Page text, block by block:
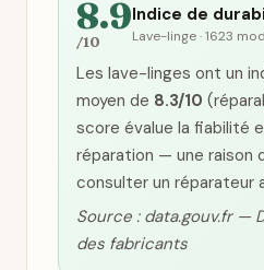
8.9
/10
Indice de
Lave-linge · 1623
Les lave-linges ont un
moyen de 8.3/10
score évalue la fiabilité
réparation — une raison
consulter un réparateur
Source : data.gouv.fr —
des fabricants